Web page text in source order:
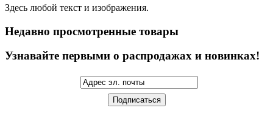
Здесь любой текст и изображения.
Недавно просмотренные товары
Узнавайте первыми о распродажах и новинках!